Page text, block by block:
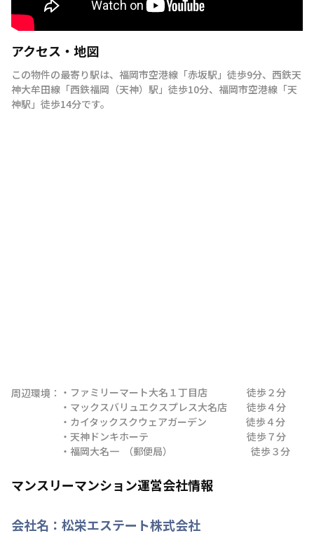
アクセス・地図
この物件の最寄り駅は、 福岡市空港線 「赤坂駅 」 徒歩9分、 西鉄天
神大牟田線 「西鉄福岡（天神）駅 」 徒歩10分、 福岡市空港線 「天
神駅 」 徒歩14分です。
周辺環境： ・ファミリーマート大名１丁目店　　　　徒歩２分
・マックスバリュエクスプレス大名店　　徒歩４分
・カイタックスクウェアガーデン　　　　徒歩４分
・天神ドンキホーテ　　　　　　　　　　徒歩７分
・福岡大名一  （郵便局）　　　　　　　　徒歩３分
マンスリーマンション運営会社情報
会社名： 松栄エステート株式会社